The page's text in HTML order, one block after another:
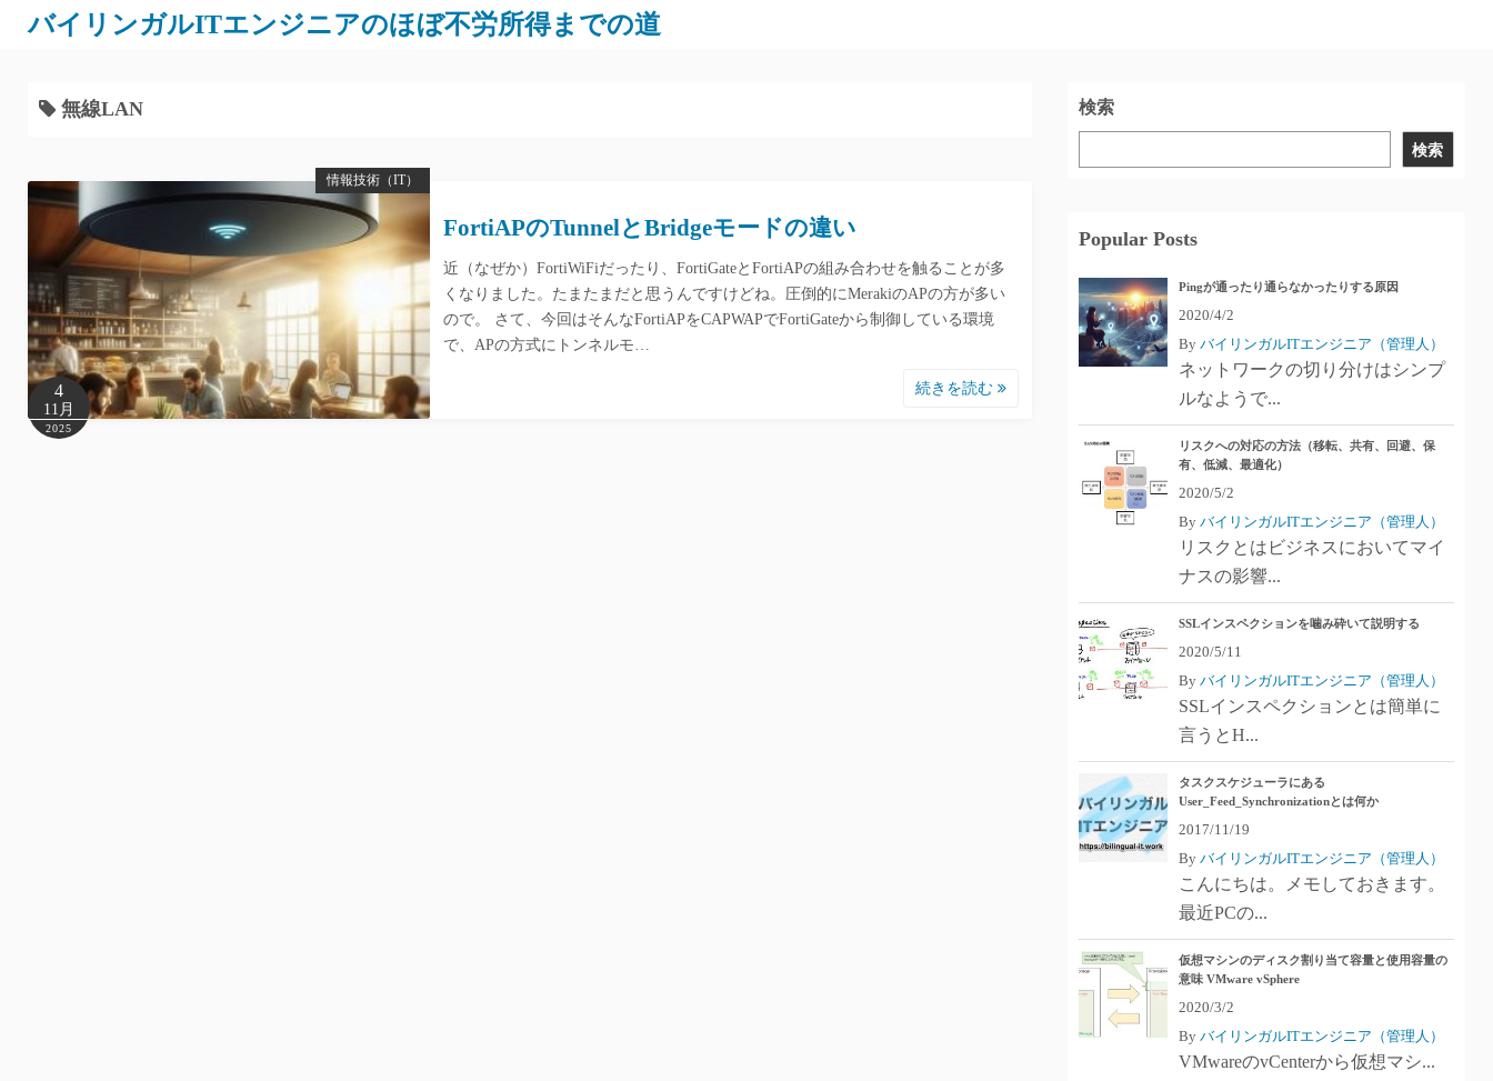
バイリンガルITエンジニアのほぼ不労所得までの道
無線LAN
情報技術（IT）
4
11月
2025
FortiAPのTunnelとBridgeモードの違い
近（なぜか）FortiWiFiだったり、FortiGateとFortiAPの組み合わせを触ることが多
くなりました。たまたまだと思うんですけどね。圧倒的にMerakiのAPの方が多い
ので。 さて、今回はそんなFortiAPをCAPWAPでFortiGateから制御している環境
で、APの方式にトンネルモ…
続きを読む
検索
検索
Popular Posts
Pingが通ったり通らなかったりする原因
2020/4/2
By バイリンガルITエンジニア（管理人）
ネットワークの切り分けはシンプ
ルなようで...
リスクへの対応の方法（移転、共有、回避、保
有、低減、最適化）
2020/5/2
By バイリンガルITエンジニア（管理人）
リスクとはビジネスにおいてマイ
ナスの影響...
SSLインスペクションを噛み砕いて説明する
2020/5/11
By バイリンガルITエンジニア（管理人）
SSLインスペクションとは簡単に
言うとH...
タスクスケジューラにある
User_Feed_Synchronizationとは何か
2017/11/19
By バイリンガルITエンジニア（管理人）
こんにちは。メモしておきます。
最近PCの...
仮想マシンのディスク割り当て容量と使用容量の
意味 VMware vSphere
2020/3/2
By バイリンガルITエンジニア（管理人）
VMwareのvCenterから仮想マシ...